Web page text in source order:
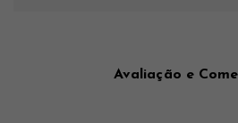
Avaliação e